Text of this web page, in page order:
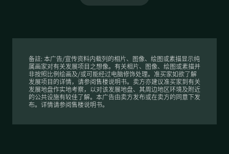
备註: 本广告/宣传资料内载列的相片、图像、绘图或素描显示纯
属画家对有关发展项目之想像。有关相片、图像、绘图或素描并
非按照比例绘画及/或可能经过电脑修饰处理。准买家如欲了解
发展项目的详情，请参阅售楼说明书。卖方亦建议准买家到有关
发展地盘作实地考察，以对该发展地盘、其周边地区环境及附近
的公共设施有较佳了解。本广告由卖方发布或在卖方的同意下发
布。详情请参阅售楼说明书。